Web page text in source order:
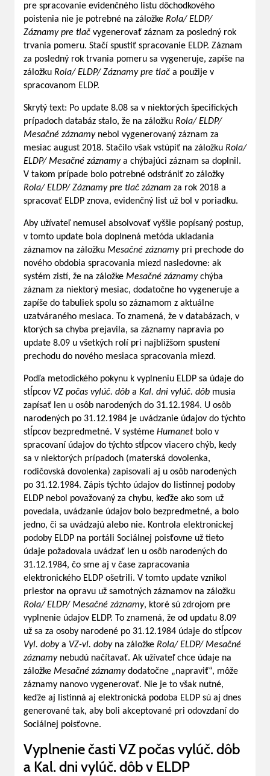
pre spracovanie evidenčného listu dôchodkového
poistenia nie je potrebné na záložke Rola/ ELDP/
Záznamy pre tlač vygenerovať záznam za posledný rok
trvania pomeru. Stačí spustiť spracovanie ELDP. Záznam
za posledný rok trvania pomeru sa vygeneruje, zapíše na
záložku Rola/ ELDP/ Záznamy pre tlač a použije v
spracovanom ELDP.
Skrytý text: Po update 8.08 sa v niektorých špecifických
prípadoch databáz stalo, že na záložku Rola/ ELDP/
Mesačné záznamy nebol vygenerovaný záznam za
mesiac august 2018. Stačilo však vstúpiť na záložku Rola/
ELDP/ Mesačné záznamya chýbajúci záznam sa doplnil.
V takom prípade bolo potrebné odstrániť zo záložky
Rola/ ELDP/ Záznamy pre tlač záznam za rok 2018 a
spracovať ELDP znova, evidenčný list už bol v poriadku.
Aby užívateľ nemusel absolvovať vyššie popísaný postup,
v tomto update bola doplnená metóda ukladania
záznamov na záložku Mesačné záznamy pri prechode do
nového obdobia spracovania miezd nasledovne: ak
systém zistí, že na záložke Mesačné záznamychýba
záznam za niektorý mesiac, dodatočne ho vygeneruje a
zapíše do tabuliek spolu so záznamom z aktuálne
uzatváraného mesiaca. To znamená, že v databázach, v
ktorých sa chyba prejavila, sa záznamy napravia po
update 8.09 u všetkých rolí pri najbližšom spustení
prechodu do nového mesiaca spracovania miezd.
Podľa metodického pokynu k vyplneniu ELDP sa údaje do
stĺpcov VZ počas vylúč. dôb a Kal. dni vylúč. dôb musia
zapísať len u osôb narodených do 31.12.1984. U osôb
narodených po 31.12.1984 je uvádzanie údajov do týchto
stĺpcov bezpredmetné. V systéme Humanetbolo v
spracovaní údajov do týchto stĺpcov viacero chýb, kedy
sa v niektorých prípadoch (materská dovolenka,
rodičovská dovolenka) zapisovali aj u osôb narodených
po 31.12.1984. Zápis týchto údajov do listinnej podoby
ELDP nebol považovaný za chybu, keďže ako som už
povedala, uvádzanie údajov bolo bezpredmetné, a bolo
jedno, či sa uvádzajú alebo nie. Kontrola elektronickej
podoby ELDP na portáli Sociálnej poisťovne už tieto
údaje požadovala uvádzať len u osôb narodených do
31.12.1984, čo sme aj v čase zapracovania
elektronického ELDP ošetrili. V tomto update vznikol
priestor na opravu už samotných záznamov na záložku
Rola/ ELDP/ Mesačné záznamy, ktoré sú zdrojom pre
vyplnenie údajov ELDP. To znamená, že od updatu 8.09
už sa za osoby narodené po 31.12.1984 údaje do stĺpcov
Vyl. dobya VZ-vl. doby na záložke Rola/ ELDP/ Mesačné
záznamy nebudú načítavať. Ak užívateľ chce údaje na
záložke Mesačné záznamydodatočne „napraviť“, môže
záznamy nanovo vygenerovať. Nie je to však nutné,
keďže aj listinná aj elektronická podoba ELDP sú aj dnes
generované tak, aby boli akceptované pri odovzdaní do
Sociálnej poisťovne.
Vyplnenie časti VZ počas vylúč. dôb
a Kal. dni vylúč. dôb v ELDP